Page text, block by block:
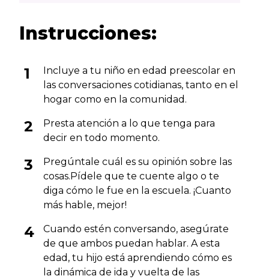
Instrucciones:
Incluye a tu niño en edad preescolar en
las conversaciones cotidianas, tanto en el
hogar como en la comunidad.
Presta atención a lo que tenga para
decir en todo momento.
Pregúntale cuál es su opinión sobre las
cosas.Pídele que te cuente algo o te
diga cómo le fue en la escuela. ¡Cuanto
más hable, mejor!
Cuando estén conversando, asegúrate
de que ambos puedan hablar. A esta
edad, tu hijo está aprendiendo cómo es
la dinámica de ida y vuelta de las